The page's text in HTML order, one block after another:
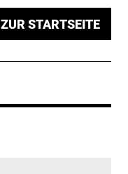
ZUR STARTSEITE